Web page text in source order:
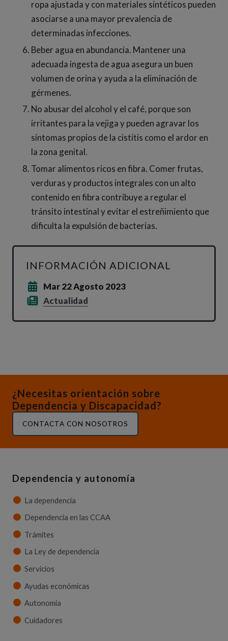
ropa ajustada y con materiales sintéticos pueden
asociarse a una mayor prevalencia de
determinadas infecciones.
Beber agua en abundancia. Mantener una
adecuada ingesta de agua asegura un buen
volumen de orina y ayuda a la eliminación de
gérmenes.
No abusar del alcohol y el café, porque son
irritantes para la vejiga y pueden agravar los
síntomas propios de la cistitis como el ardor en
la zona genital.
Tomar alimentos ricos en fibra. Comer frutas,
verduras y productos integrales con un alto
contenido en fibra contribuye a regular el
tránsito intestinal y evitar el estreñimiento que
dificulta la expulsión de bacterias.
INFORMACIÓN ADICIONAL
Mar 22 Agosto 2023
Actualidad
¿Necesitas orientación sobre
Dependencia y Discapacidad?
CONTACTA CON NOSOTROS
Dependencia y autonomía
La dependencia
Dependencia en las CCAA
Trámites
La Ley de dependencia
Servicios
Ayudas económicas
Autonomía
Cuidadores